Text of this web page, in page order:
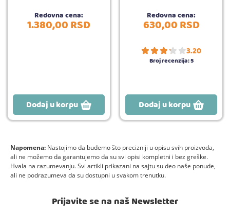
Redovna cena:
1.380,00RSD
Dodaj u korpu
Redovna cena:
630,00RSD
3.20
Broj recenzija:5
Dodaj u korpu
Napomena: Nastojimo da budemo što precizniji u opisu svih proizvoda,
ali ne možemo da garantujemo da su svi opisi kompletni i bez greške.
Hvala na razumevanju. Svi artikli prikazani na sajtu su deo naše ponude,
ali ne podrazumeva da su dostupni u svakom trenutku.
Prijavite se na naš Newsletter